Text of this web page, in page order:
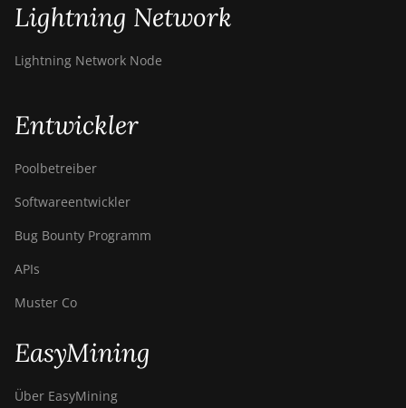
Lightning Network
Lightning Network Node
Entwickler
Poolbetreiber
Softwareentwickler
Bug Bounty Programm
APIs
Muster Co
EasyMining
Über EasyMining